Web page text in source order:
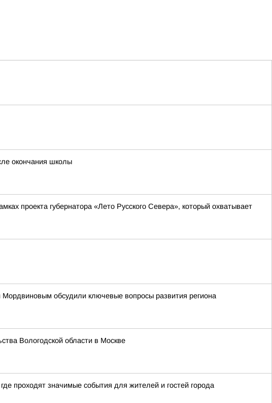
окончания школы
проекта губернатора «Лето Русского Севера», который охватывает
обсудили ключевые вопросы развития региона
Вологодской области в Москве
проходят значимые события для жителей и гостей города